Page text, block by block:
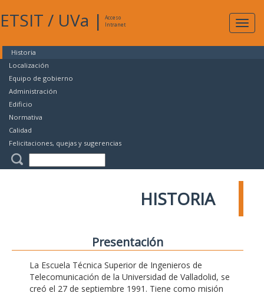
ETSIT / UVa |
Acceso
Intranet
Historia
Localización
Equipo de gobierno
Administración
Edificio
Normativa
Calidad
Felicitaciones, quejas y sugerencias
HISTORIA
Presentación
La Escuela Técnica Superior de Ingenieros de
Telecomunicación de la Universidad de Valladolid, se
creó el 27 de septiembre 1991. Tiene como misión